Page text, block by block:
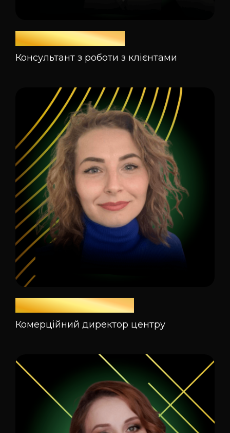
Олексій Уланов
Консультант з роботи з клієнтами
Оксана Яворська
Комерційний директор центру